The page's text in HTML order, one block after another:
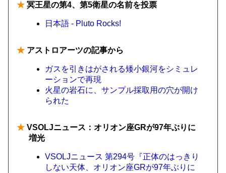
★ 冥王星の第4、第5衛星の名前を投票
日本語 - Pluto Rocks!
★ アストロアーツの記事から
ガスを引きはがされる矮小銀河をシミュレ
ーションで再現
火星の岩石に、サンプル採取用の穴が開け
られた
★ VSOLJニュース：オリオン座GRが97年ぶりに
増光
VSOLJニュース 第294号『正体のはっきり
しない天体、オリオン座GRが97年ぶりに